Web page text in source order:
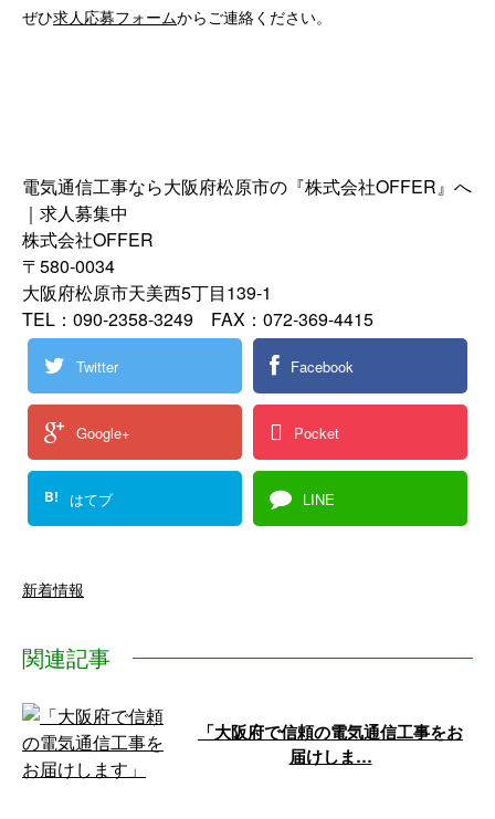
ぜひ求人応募フォームからご連絡ください。
電気通信工事なら大阪府松原市の『株式会社OFFER』へ
｜求人募集中
株式会社OFFER
〒580-0034
大阪府松原市天美西5丁目139-1
TEL：090-2358-3249 FAX：072-369-4415
Twitter Facebook
Google+ Pocket
B! はてブ LINE
新着情報
関連記事
「大阪府で信頼の電気通信工事をお
届けしま…